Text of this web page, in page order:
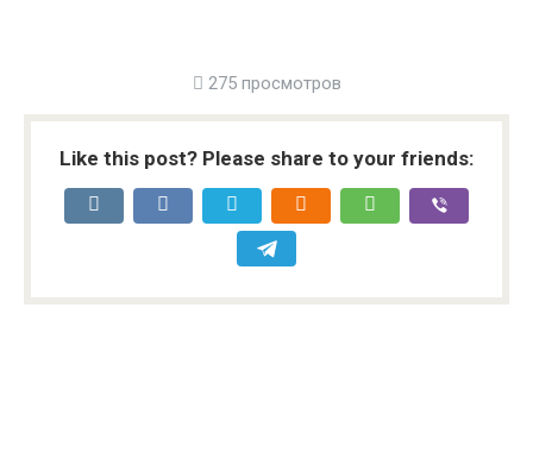
275 просмотров
Like this post? Please share to your friends: